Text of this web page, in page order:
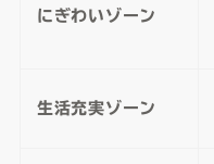
にぎわいゾーン
生活充実ゾーン